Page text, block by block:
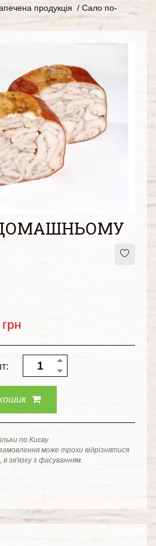
продукція / Сало по-
грн
по Києву
може трохи відрізнятися
зв'язку з фасуванням.